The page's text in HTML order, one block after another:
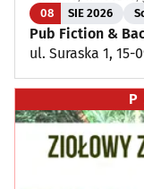
08 SIE 2026
Pub Fiction &
ul. Suraska 1, 15-